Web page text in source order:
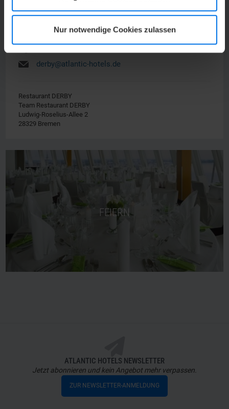
Nur notwendige Cookies zulassen
Team Restaurant DERBY
Y +49 (0) 421 33300-533
h derby@atlantic-hotels.de
Restaurant DERBY
Team Restaurant DERBY
Ludwig-Roselius-Allee 2
28329 Bremen
FEIERN
ATLANTIC HOTELS NEWSLETTER
Jetzt abonnieren und kein Angebot mehr verpassen.
ZUR NEWSLETTER-ANMELDUNG